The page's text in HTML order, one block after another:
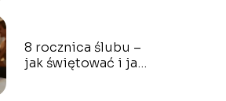
8 rocznica ślubu –
jak świętować i jaki